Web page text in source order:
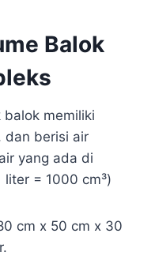
Balok
memiliki
dan berisi air
yang ada di
= 1000 cm³)
cm x 50 cm x 30